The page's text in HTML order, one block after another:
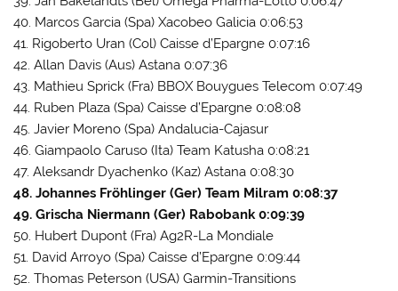
40. Marcos Garcia (Spa) Xacobeo Galicia 0:06:53
41. Rigoberto Uran (Col) Caisse d’Epargne 0:07:16
42. Allan Davis (Aus) Astana 0:07:36
43. Mathieu Sprick (Fra) BBOX Bouygues Telecom 0:07:49
44. Ruben Plaza (Spa) Caisse d’Epargne 0:08:08
45. Javier Moreno (Spa) Andalucia-Cajasur
46. Giampaolo Caruso (Ita) Team Katusha 0:08:21
47. Aleksandr Dyachenko (Kaz) Astana 0:08:30
48. Johannes Fröhlinger (Ger) Team Milram 0:08:37
49. Grischa Niermann (Ger) Rabobank 0:09:39
50. Hubert Dupont (Fra) Ag2R-La Mondiale
51. David Arroyo (Spa) Caisse d’Epargne 0:09:44
52. Thomas Peterson (USA) Garmin-Transitions